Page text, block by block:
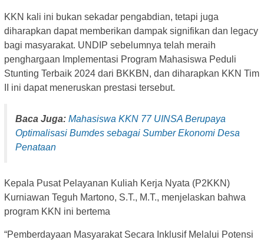
KKN kali ini bukan sekadar pengabdian, tetapi juga
diharapkan dapat memberikan dampak signifikan dan legacy
bagi masyarakat. UNDIP sebelumnya telah meraih
penghargaan Implementasi Program Mahasiswa Peduli
Stunting Terbaik 2024 dari BKKBN, dan diharapkan KKN Tim
II ini dapat meneruskan prestasi tersebut.
Baca Juga: Mahasiswa KKN 77 UINSA Berupaya
Optimalisasi Bumdes sebagai Sumber Ekonomi Desa
Penataan
Kepala Pusat Pelayanan Kuliah Kerja Nyata (P2KKN)
Kurniawan Teguh Martono, S.T., M.T., menjelaskan bahwa
program KKN ini bertema
“Pemberdayaan Masyarakat Secara Inklusif Melalui Potensi